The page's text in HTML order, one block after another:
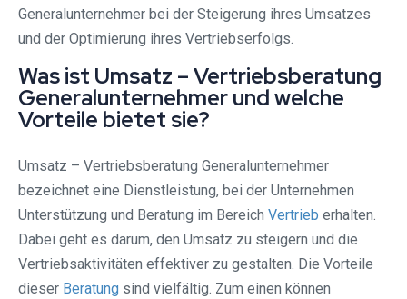
Generalunternehmer bei der Steigerung ihres Umsatzes
und der Optimierung ihres Vertriebserfolgs.
Was ist Umsatz – Vertriebsberatung
Generalunternehmer und welche
Vorteile bietet sie?
Umsatz – Vertriebsberatung Generalunternehmer
bezeichnet eine Dienstleistung, bei der Unternehmen
Unterstützung und Beratung im Bereich Vertrieb erhalten.
Dabei geht es darum, den Umsatz zu steigern und die
Vertriebsaktivitäten effektiver zu gestalten. Die Vorteile
dieser Beratung sind vielfältig. Zum einen können